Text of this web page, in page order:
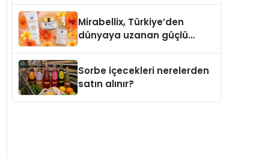
Mirabellix, Türkiye’den
dünyaya uzanan güçlü
Sorbe içecekleri nerelerden
satın alınır?